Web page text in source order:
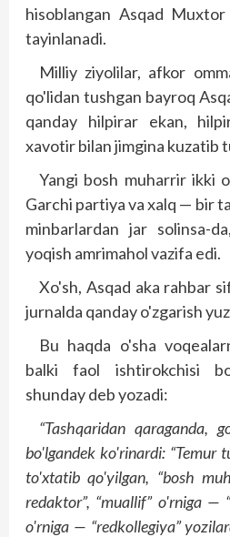
hisoblangan Asqad
tayinlanadi.
Milliy ziyolilar, afkor
qo'lidan tushgan bayroq
qanday hilpirar ekan,
xavotir bilan jimgina kuzatib
Yangi bosh muharrir ikki
Garchi partiya va xalq — bir
minbarlardan jar solinsa-
yoqish amrimahol vazifa edi.
Xo'sh, Asqad aka rahbar
jurnalda qanday o'zgarish
Bu haqda o'sha
balki faol ishtirokchisi
shunday deb yozadi:
“Tashqaridan qaraganda,
bo'lgandek ko'rinardi: “Temur
to'xtatib qo'yilgan, “bosh
redaktor”, “muallif” o'rniga—
o'rniga — “redkollegiya”